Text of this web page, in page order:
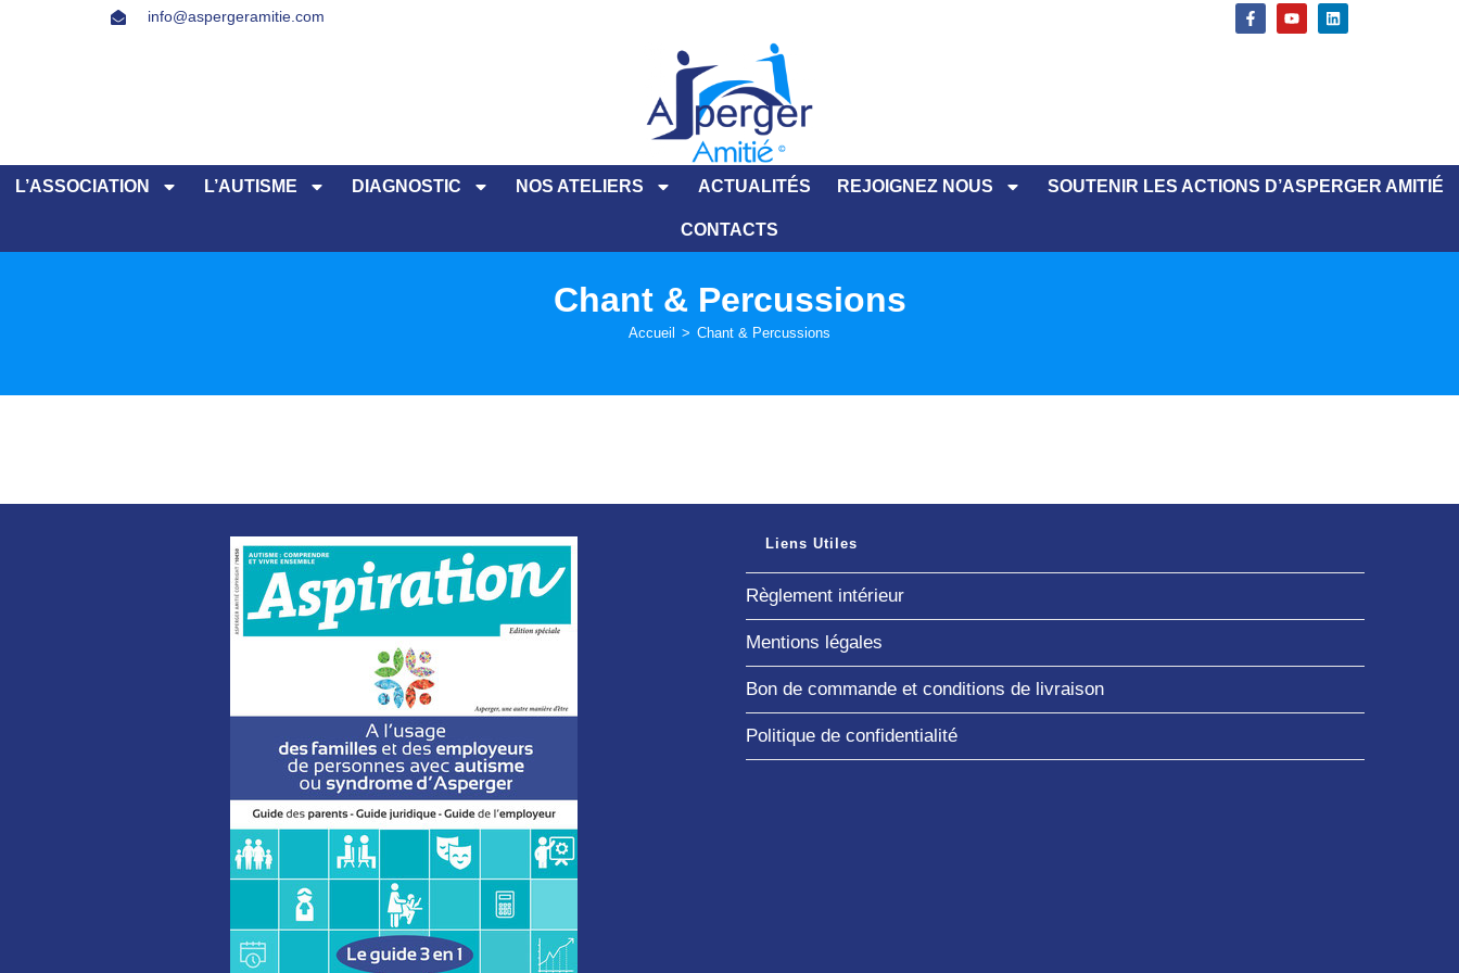
info@aspergeramitie.com
L’ASSOCIATION L’AUTISME DIAGNOSTIC NOS ATELIERS ACTUALITÉS REJOIGNEZ NOUS SOUTENIR LES ACTIONS D’ASPERGER AMITIÉ
CONTACTS
Chant & Percussions
Accueil > Chant & Percussions
Liens Utiles
Règlement intérieur
Mentions légales
Bon de commande et conditions de livraison
Politique de confidentialité